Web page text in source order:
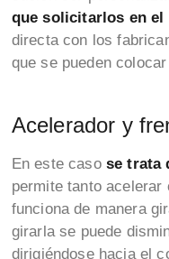
que solicitarlos en el
directa con los
que se pueden
Acelerador y
En este caso se trata
permite tanto acelerar
funciona de manera
girarla se puede
dirigiéndose hacia el